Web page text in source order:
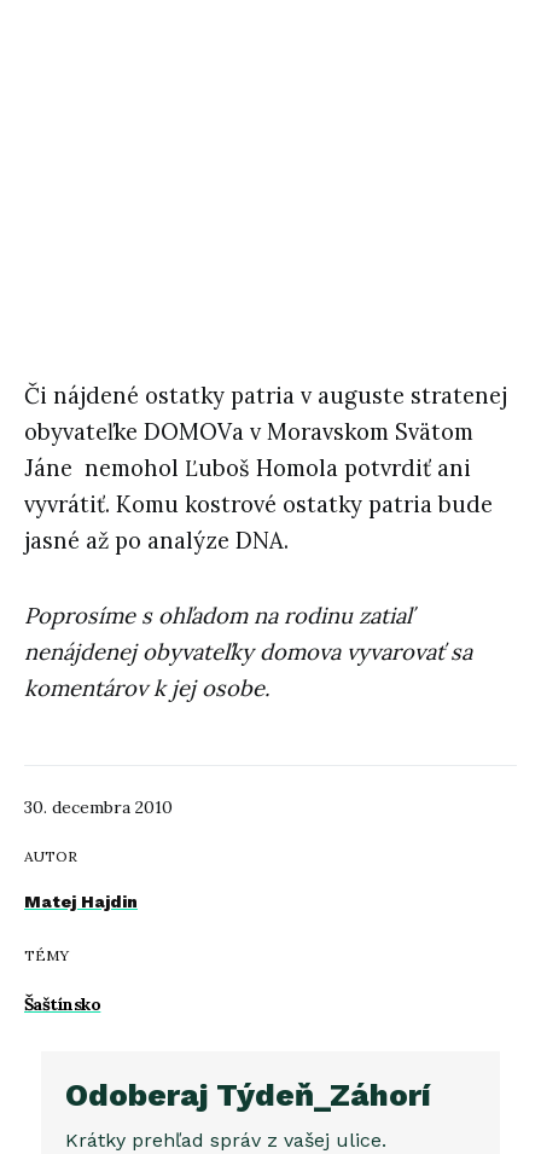
30. decembra 2010
AUTOR
Matej Hajdin
TÉMY
Šaštínsko
Či nájdené ostatky patria v auguste stratenej
obyvateľke DOMOVa v Moravskom Svätom
Jáne nemohol Ľuboš Homola potvrdiť ani
vyvrátiť. Komu kostrové ostatky patria bude
jasné až po analýze DNA.
Poprosíme s ohľadom na rodinu zatiaľ
nenájdenej obyvateľky domova vyvarovať sa
komentárov k jej osobe.
Odoberaj Týdeň_Záhorí
Krátky prehľad správ z vašej ulice.